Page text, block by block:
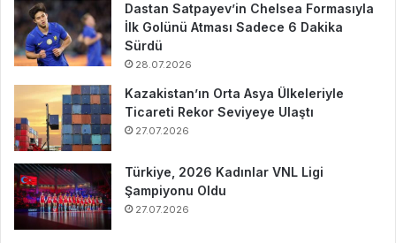
Dastan Satpayev’in Chelsea Formasıyla
İlk Golünü Atması Sadece 6 Dakika
Sürdü
28.07.2026
Kazakistan’ın Orta Asya Ülkeleriyle
Ticareti Rekor Seviyeye Ulaştı
27.07.2026
Türkiye, 2026 Kadınlar VNL Ligi
Şampiyonu Oldu
27.07.2026